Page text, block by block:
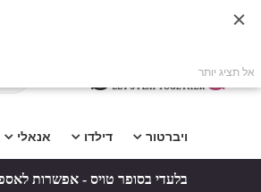
ויברטור דילדו אנאלי
בלעדי בסופר טויס - אפשרות
אל תציג יותר